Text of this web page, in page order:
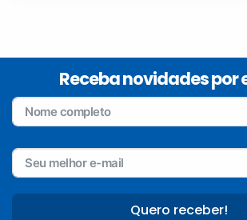
Receba novidades por
Quero receber!